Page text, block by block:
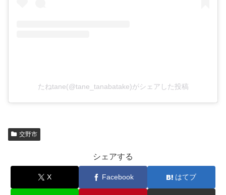
たねtane(@tane_tanabatake)がシェアした投稿
交野市
シェアする
X Facebook はてブ